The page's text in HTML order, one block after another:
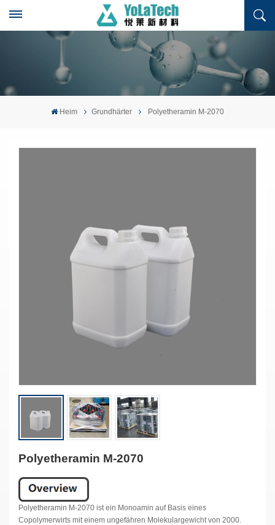
Heim Grundhärter Polyetheramin M-2070
Polyetheramin M-2070
Polyetheramin M-2070 ist ein Monoamin auf Basis eines
Copolymerwirts mit einem ungefähren Molekulargewicht von 2000.